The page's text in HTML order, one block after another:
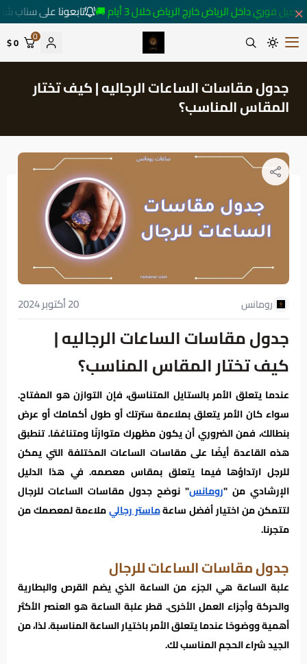
فوري داخل الرياض خارج الرياض خلال 3 أيام 🚚
تابعونا على سناب
متجر ساعات رومانس
0
0 $
جدول مقاسات الساعات الرجاليه | كيف تختار
المقاس المناسب؟
رومانس 20 أكتوبر 2024
جدول مقاسات الساعات الرجاليه |
كيف تختار المقاس المناسب؟
عندما يتعلق الأمر بالستايل المتناسق، فإن التوازن هو المفتاح.
سواء كان الأمر يتعلق بملاءمة سترتك أو طول أكمامك أو عرض
بنطالك، فمن الضروري أن يكون مظهرك متوازنًا ومتناغمًا. تنطبق
هذه القاعدة أيضًا على مقاسات الساعات المختلفة التي يمكن
للرجل ارتداؤها فيما يتعلق بمقاس معصمه. في هذا الدليل
الإرشادي من "رومانس" نوضح جدول مقاسات الساعات للرجال
لتتمكن من اختيار أفضل ساعةماستر رجاليملاءمة لمعصمك من
متجرنا.
جدول مقاسات الساعات للرجال
علبة الساعة هي الجزء من الساعة الذي يضم القرص والبطارية
والحركة وأجزاء العمل الأخرى. قطر علبة الساعة هو العنصر الأكثر
أهمية ووضوحًا عندما يتعلق الأمر باختيار الساعة المناسبة. لذا، من
الجيد شراء الحجم المناسب لك.